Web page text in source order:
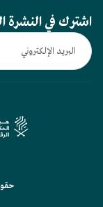
اشترك في النشرة